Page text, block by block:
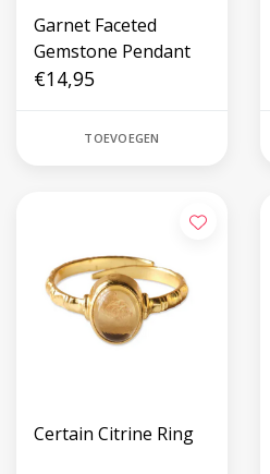
Garnet Faceted
Gemstone Pendant
€14,95
TOEVOEGEN
Certain Citrine Ring